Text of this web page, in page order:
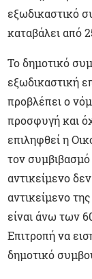
εξωδικαστικό
καταβάλει από
Το δημοτικό
εξωδικαστική
προβλέπει ο
προσφυγή και
επιληφθεί η
τον
αντικείμενο
αντικείμενο
είναι άνω των
Επιτροπή να
δημοτικό